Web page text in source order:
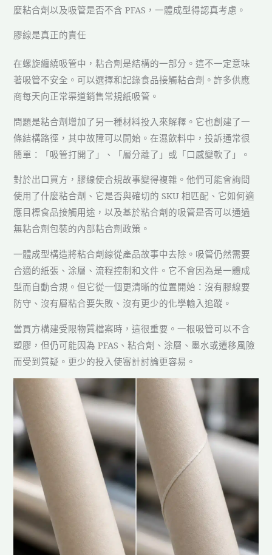
麼粘合劑以及吸管是否不含 PFAS，一體成型得認真考慮。
膠線是真正的責任
在螺旋纏繞吸管中，粘合劑是結構的一部分。這不一定意味
著吸管不安全。可以選擇和記錄食品接觸粘合劑。許多供應
商每天向正常渠道銷售常規紙吸管。
問題是粘合劑增加了另一種材料投入來解釋。它也創建了一
條結構路徑，其中故障可以開始。在濕飲料中，投訴通常很
簡單：「吸管打開了」、「層分離了」或「口感變軟了」。
對於出口買方，膠線使合規故事變得複雜。他們可能會詢問
使用了什麼粘合劑、它是否與確切的 SKU 相匹配、它如何適
應目標食品接觸用途，以及基於粘合劑的吸管是否可以通過
無粘合劑包裝的內部粘合劑政策。
一體成型構造將粘合劑線從產品故事中去除。吸管仍然需要
合適的紙張、涂層、流程控制和文件。它不會因為是一體成
型而自動合規。但它從一個更清晰的位置開始：沒有膠線要
防守、沒有層粘合要失敗、沒有更少的化學輸入追蹤。
當買方構建受限物質檔案時，這很重要。一根吸管可以不含
塑膠，但仍可能因為 PFAS、粘合劑、涂層、墨水或遷移風險
而受到質疑。更少的投入使審計討論更容易。